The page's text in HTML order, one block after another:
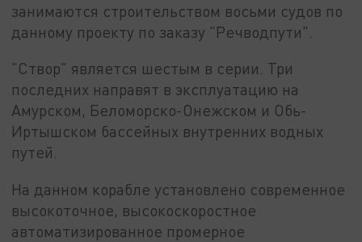
занимаются строительством восьми судов по
данному проекту по заказу "Речводпути".
"Створ" является шестым в серии. Три
последних направят в эксплуатацию на
Амурском, Беломорско-Онежском и Обь-
Иртышском бассейных внутренних водных
путей.
На данном корабле установлено современное
высокоточное, высокоскоростное
автоматизированное промерное